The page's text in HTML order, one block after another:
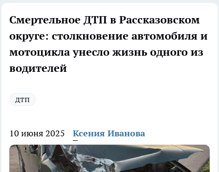
Смертельное ДТП в Рассказовском
округе: столкновение автомобиля и
мотоцикла унесло жизнь одного из
водителей
дтп
10 июня 2025 Ксения Иванова